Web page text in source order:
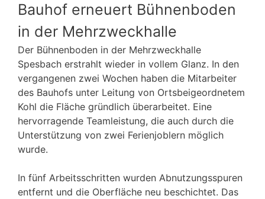
Bauhof erneuert Bühnenboden
in der Mehrzweckhalle
Der Bühnenboden in der Mehrzweckhalle
Spesbach erstrahlt wieder in vollem Glanz. In den
vergangenen zwei Wochen haben die Mitarbeiter
des Bauhofs unter Leitung von Ortsbeigeordnetem
Kohl die Fläche gründlich überarbeitet. Eine
hervorragende Teamleistung, die auch durch die
Unterstützung von zwei Ferienjoblern möglich
wurde.
In fünf Arbeitsschritten wurden Abnutzungsspuren
entfernt und die Oberfläche neu beschichtet. Das